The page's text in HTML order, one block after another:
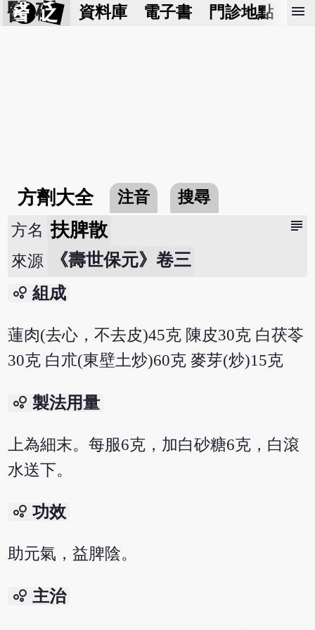
醫 砭 資料庫 電子書 門診地點 預
menu
方劑大全 注音 搜尋
subject
方名 扶脾散
來源 《壽世保元》卷三
bubble_chart 組成
蓮肉(去心，不去皮)45克 陳皮30克 白茯苓
30克 白朮(東壁土炒)60克 麥芽(炒)15克
bubble_chart 製法用量
上為細末。每服6克，加白砂糖6克，白滾
水送下。
bubble_chart 功效
助元氣，益脾陰。
bubble_chart 主治